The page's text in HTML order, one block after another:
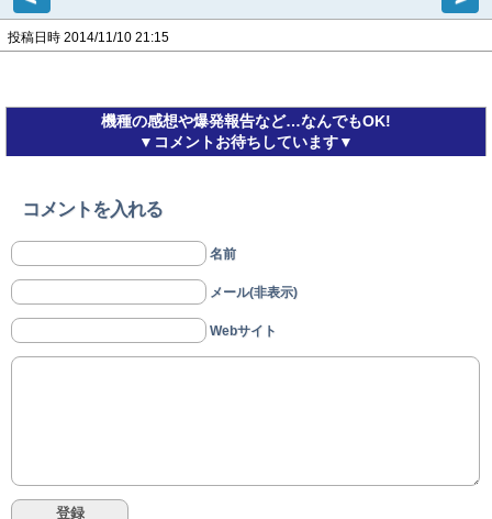
投稿日時 2014/11/10 21:15
機種の感想や爆発報告など…なんでもOK!
▼コメントお待ちしています▼
コメントを入れる
名前
メール(非表示)
Webサイト